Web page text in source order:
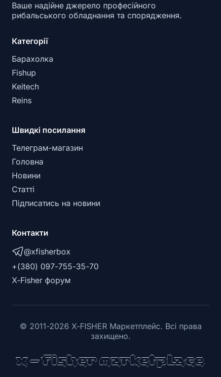
Ваше надійне джерело професійного
рибальського обладнання та спорядження.
Категорії
Барахолка
Fishup
Keitech
Reins
Швидкі посилання
Телеграм-магазин
Головна
Новини
Статті
Підписатись на новини
Контакти
@xfisherbox
+(380) 097-755-35-70
X-Fisher форум
© 2011-2026 X-FISHER Маркетплейс. Всі права
захищено.
___  ___         _/ ____\__| _____|  |__   ___________    _____ _____ _______|  | __ _____/  |_______ |  | _____    ____  ____
\  \/  /  ______ \   __\|  |/  ___/  |  \_/ __ \_  __ \  /     \\__  \\_  __ \  |/ // __ \   __\____ \|  | \__  \ _/ ___\/ __ \
>    <  /_____/  |  |  |  |\___ \|   Y  \  ___/|  | \/ |  Y Y  \/ __ \|  | \/    <\  ___/|  | |  |_> >  |__/ __ \\  \__\  ___/
/__/\_ \          |__|  |__/____  >___|  /\___  >__|    |__|_|  (____  /__|  |__|_ \\___  >__| |   __/|____(____  /\___  >___  >
      \/                        \/     \/     \/              \/     \/           \/    \/     |__|             \/     \/    \/